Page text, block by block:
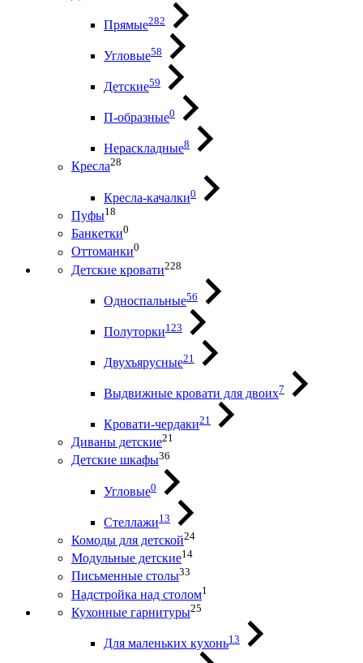
Прямые282
Угловые58
Детские59
П-образные0
Нераскладные8
Кресла28
Кресла-качалки0
Пуфы18
Банкетки0
Оттоманки0
Детские кровати228
Односпальные56
Полуторки123
Двухъярусные21
Выдвижные кровати для двоих7
Кровати-чердаки21
Диваны детские21
Детские шкафы36
Угловые0
Стеллажи13
Комоды для детской24
Модульные детские14
Письменные столы33
Надстройка над столом1
Кухонные гарнитуры25
Для маленьких кухонь13